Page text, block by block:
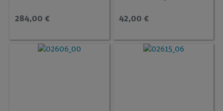
284,00 € 42,00 €